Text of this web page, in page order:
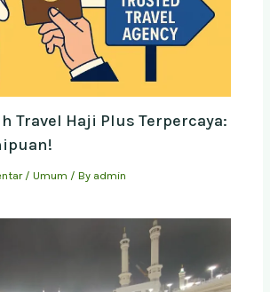
Travel Haji Plus Terpercaya:
/Umum / By admin